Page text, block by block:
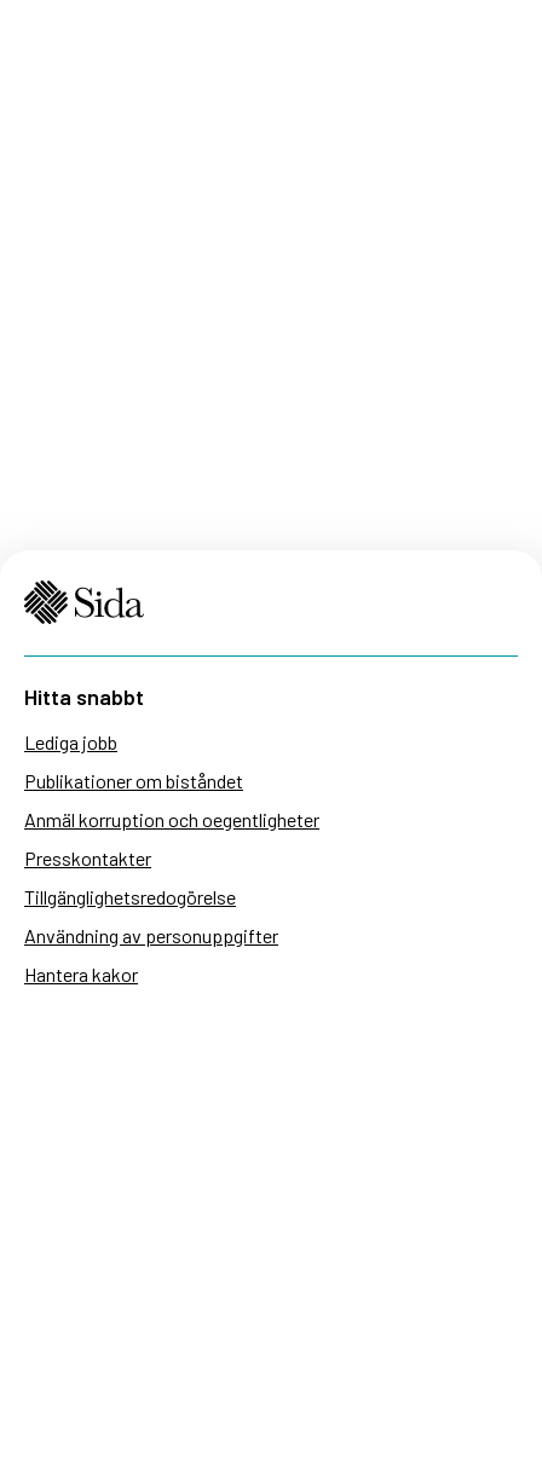
Hitta snabbt
Lediga jobb
Publikationer om biståndet
Anmäl korruption och oegentligheter
Presskontakter
Tillgänglighetsredogörelse
Användning av personuppgifter
Hantera kakor